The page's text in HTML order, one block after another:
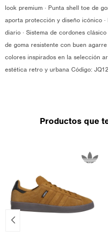
look premium · Punta shell toe de
aporta protección y diseño icónico
diario · Sistema de cordones
de goma resistente con buen
colores inspirados en la selección
estética retro y urbana Código:
Productos que